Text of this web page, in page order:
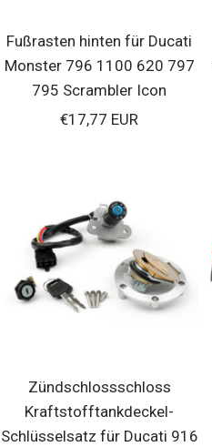
Fußrasten hinten für Ducati
Monster 796 1100 620 797
795 Scrambler Icon
Verkaufspreis
€17,77 EUR
Zündschlossschloss
Kraftstofftankdeckel-
Schlüsselsatz für Ducati 916